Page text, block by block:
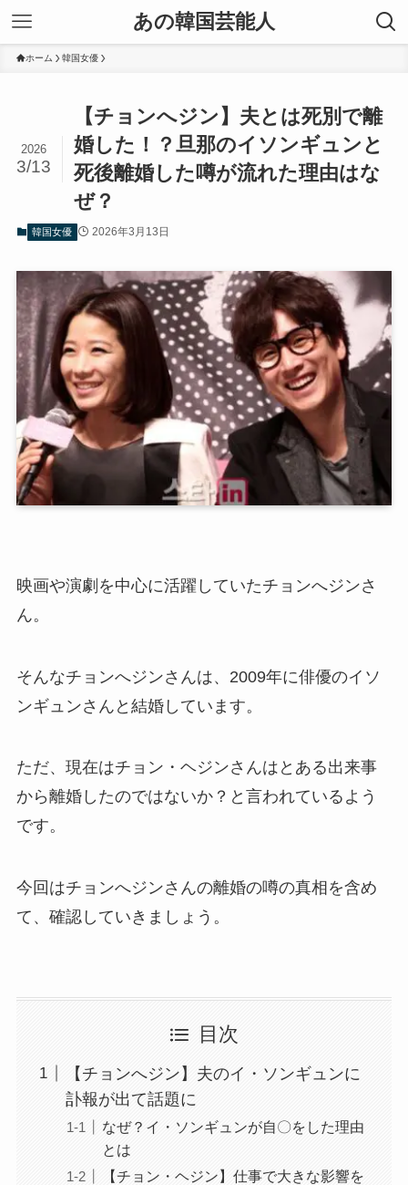
あの韓国芸能人
ホーム 韓国女優
【チョンへジン】夫とは死別で離
婚した！？旦那のイソンギュンと
死後離婚した噂が流れた理由はな
ぜ？
2026
3/13
韓国女優 2026年3月13日
映画や演劇を中心に活躍していたチョンへジンさ
ん。
そんなチョンへジンさんは、2009年に俳優のイソ
ンギュンさんと結婚しています。
ただ、現在はチョン・ヘジンさんはとある出来事
から離婚したのではないか？と言われているよう
です。
今回はチョンへジンさんの離婚の噂の真相を含め
て、確認していきましょう。
目次
【チョンへジン】夫のイ・ソンギュンに
訃報が出て話題に
なぜ？イ・ソンギュンが自〇をした理由
とは
【チョン・ヘジン】仕事で大きな影響を